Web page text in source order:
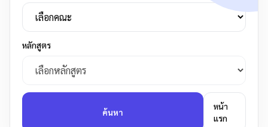
หลักสูตร
ค้นหา
หน้า
แรก